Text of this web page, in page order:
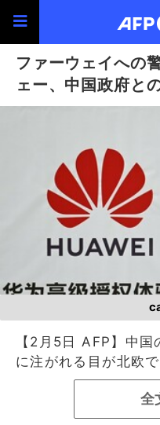
ファーウェイへの
ェー、中国政府と
【2月5日 AFP】中
に注がれる目が北欧
全